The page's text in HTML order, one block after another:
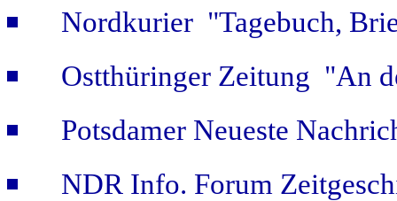
Nordkurier "Tagebuch,
Ostthüringer Zeitung "An
Potsdamer Neueste
NDR Info. Forum